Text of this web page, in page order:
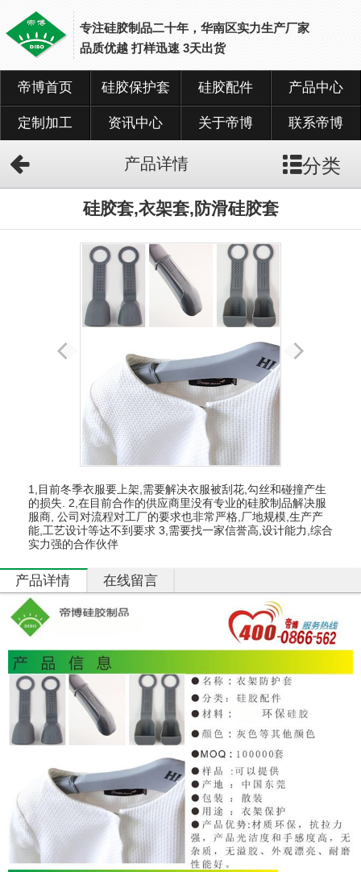
网
站
首
胶
套
用
品
产
中
心
定
加
工
资
讯
中
关
于
帝
博
专注硅胶制品二十年，华南区实力生产厂家
品质优越 打样迅速 3天出货
帝博首页 硅胶保护套 硅胶配件 产品中心
定制加工 资讯中心 关于帝博 联系帝博
产品详情 分类
硅胶套,衣架套,防滑硅胶套
1,目前冬季衣服要上架,需要解决衣服被刮花,勾丝和碰撞产生
的损失. 2,在目前合作的供应商里没有专业的硅胶制品解决服
服商, 公司对流程对工厂的要求也非常严格,厂地规模,生产产
能,工艺设计等达不到要求 3,需要找一家信誉高,设计能力,综合
实力强的合作伙伴
产品详情 在线留言